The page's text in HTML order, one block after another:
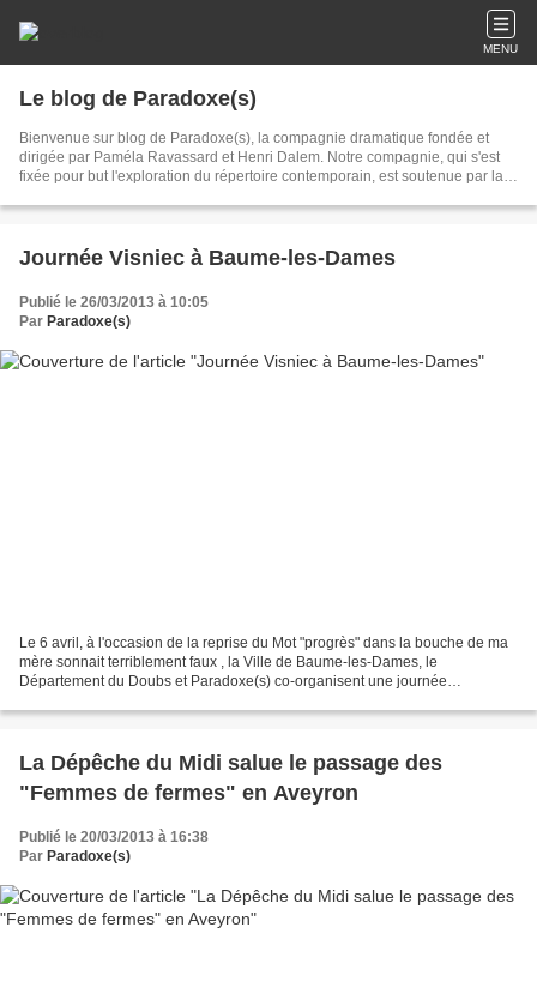
MENU
Le blog de Paradoxe(s)
Bienvenue sur blog de Paradoxe(s), la compagnie dramatique fondée et
dirigée par Paméla Ravassard et Henri Dalem. Notre compagnie, qui s'est
fixée pour but l'exploration du répertoire contemporain, est soutenue par la
Journée Visniec à Baume-les-Dames
Publié le 26/03/2013 à 10:05
Par Paradoxe(s)
Le 6 avril, à l'occasion de la reprise du Mot "progrès" dans la bouche de ma
mère sonnait terriblement faux , la Ville de Baume-les-Dames, le
Département du Doubs et Paradoxe(s) co-organisent une journée
La Dépêche du Midi salue le passage des
"Femmes de fermes" en Aveyron
Publié le 20/03/2013 à 16:38
Par Paradoxe(s)